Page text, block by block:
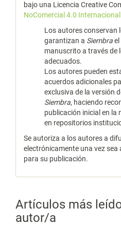
bajo una Licencia Creative
NoComercial 4.0 Internacional
Los autores conservan
garantizan a Siembrael
manuscrito a través de
adecuados.
Los autores pueden
acuerdos adicionales
exclusiva de la versión
Siembra, haciendo
publicación inicial en la
en repositorios
Se autoriza a los autores a
electrónicamente una vez
para su publicación.
Artículos más
autor/a